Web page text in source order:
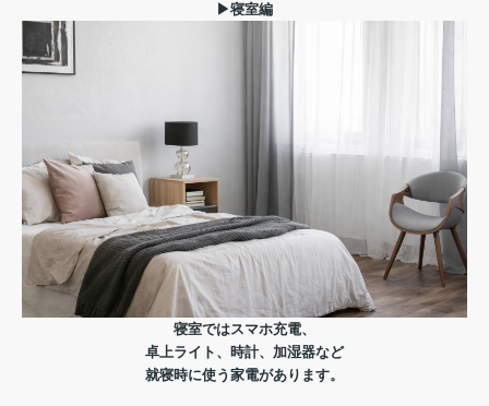
▶寝室編
寝室ではスマホ充電、
卓上ライト、時計、加湿器など
就寝時に使う家電があります。